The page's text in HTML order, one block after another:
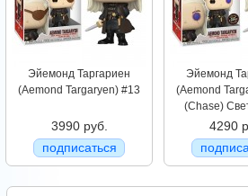
Эйемонд Таргариен
(Aemond Targaryen) #13
3990 руб.
подписаться
Эйемонд
(Aemond
(Chase)
4290